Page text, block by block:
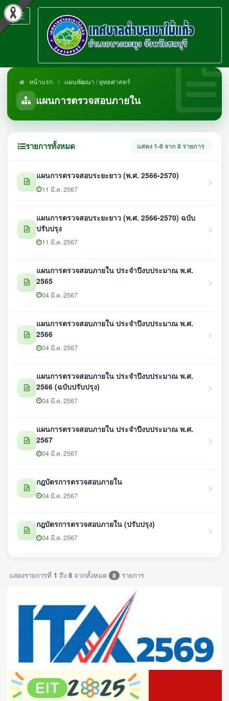
Toggle
navigation
หน้าแรก แผนพัฒนา / ยุทธศาสตร์
แผนการตรวจสอบภายใน
รายการทั้งหมด แสดง 1-8 จาก 8 รายการ
แผนการตรวจสอบระยะยาว (พ.ศ. 2566-2570)
11 มี.ค. 2567
แผนการตรวจสอบระยะยาว (พ.ศ. 2566-2570) ฉบับ
ปรับปรุง
11 มี.ค. 2567
แผนการตรวจสอบภายใน ประจำปีงบประมาณ พ.ศ.
2565
04 มี.ค. 2567
แผนการตรวจสอบภายใน ประจำปีงบประมาณ พ.ศ.
2566
04 มี.ค. 2567
แผนการตรวจสอบภายใน ประจำปีงบประมาณ พ.ศ.
2566 (ฉบับปรับปรุง)
04 มี.ค. 2567
แผนการตรวจสอบภายใน ประจำปีงบประมาณ พ.ศ.
2567
04 มี.ค. 2567
กฎบัตรการตรวจสอบภายใน
04 มี.ค. 2567
กฎบัตรการตรวจสอบภายใน (ปรับปรุง)
04 มี.ค. 2567
แสดงรายการที่ 1 ถึง 8 จากทั้งหมด 8 รายการ